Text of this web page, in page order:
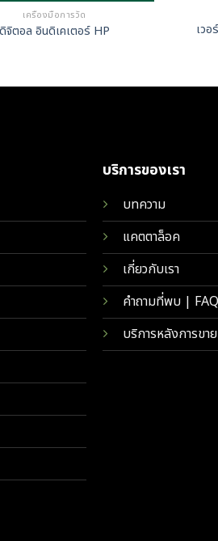
เครื่องมือการวัด
ดิจิตอล อินดิเคเตอร์ HP
เว
บริการของเรา
บทความ
แคตตาล็อค
เกี่ยวกับเรา
คำถามที่พบ | FAQ
บริการหลังการขาย